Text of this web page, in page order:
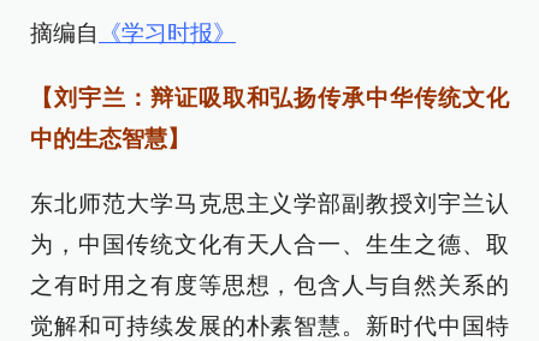
摘编自 《学习时报》
【刘宇兰：辩证吸取和弘扬传承中华传统文化
中的生态智慧】
东北师范大学马克思主义学部副教授刘宇兰认
为，中国传统文化有天人合一、生生之德、取
之有时用之有度等思想，包含人与自然关系的
觉解和可持续发展的朴素智慧。新时代中国特